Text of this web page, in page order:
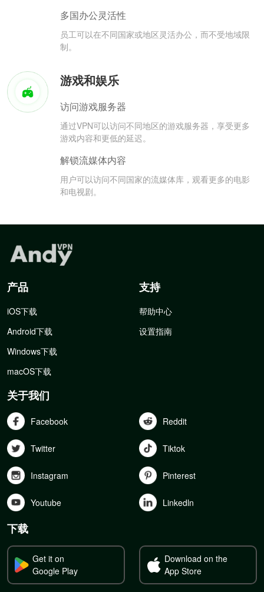
多国办公灵活性
员工可以在不同国家或地区灵活办公，而不受地域限
制。
游戏和娱乐
访问游戏服务器
通过VPN可以访问不同地区的游戏服务器，享受更多
游戏内容和更低的延迟。
解锁流媒体内容
用户可以访问不同国家的流媒体库，观看更多的电影
和电视剧。
产品
iOS下载
Android下载
Windows下载
macOS下载
支持
帮助中心
设置指南
关于我们
Facebook Reddit
Twitter Tiktok
Instagram Pinterest
Youtube Linkedln
下载
Get it on
Google Play
Download on the
App Store